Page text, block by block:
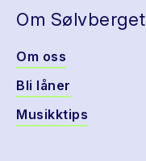
Om Sølvberget
Om oss
Bli låner
Musikktips